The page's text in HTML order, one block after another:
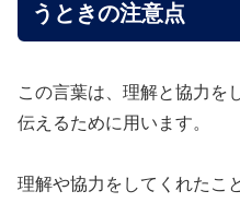
うときの注意点
この言葉は、理解と協力を
伝えるために用います。
理解や協力をしてくれたこ